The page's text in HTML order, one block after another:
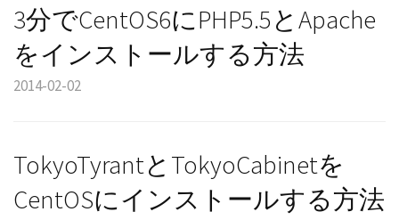
3分でCentOS6にPHP5.5とApache
をインストールする方法
2014-02-02
TokyoTyrantとTokyoCabinetを
CentOSにインストールする方法